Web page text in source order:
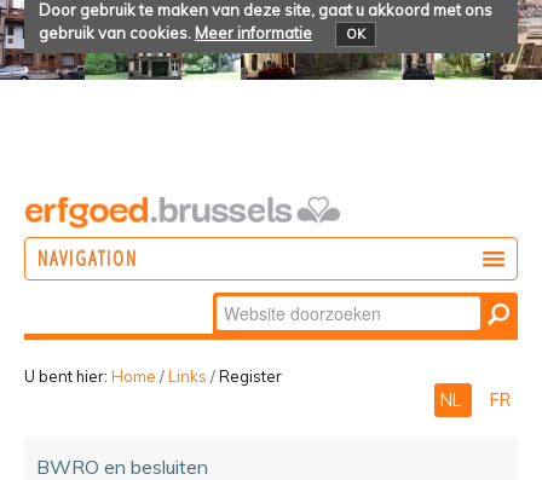
Door gebruik te maken van deze site, gaat u akkoord met ons
gebruik van cookies. Meer informatie OK
NAVIGATION
Zoek
Geavanceerd
zoeken...
U bent hier: Home /Links /Register
NL FR
BWRO en besluiten